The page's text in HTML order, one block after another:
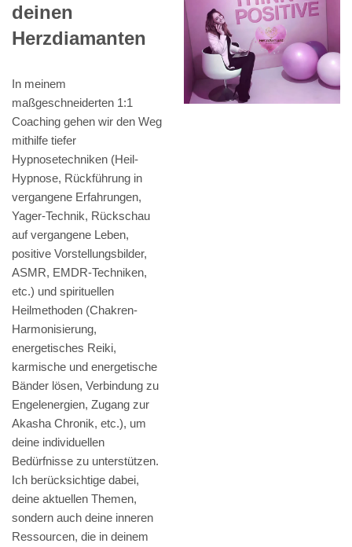
deinen
Herzdiamanten
In meinem
maßgeschneiderten 1:1
Coaching gehen wir den Weg
mithilfe tiefer
Hypnosetechniken (Heil-
Hypnose, Rückführung in
vergangene Erfahrungen,
Yager-Technik, Rückschau
auf vergangene Leben,
positive Vorstellungsbilder,
ASMR, EMDR-Techniken,
etc.) und spirituellen
Heilmethoden (Chakren-
Harmonisierung,
energetisches Reiki,
karmische und energetische
Bänder lösen, Verbindung zu
Engelenergien, Zugang zur
Akasha Chronik, etc.), um
deine individuellen
Bedürfnisse zu unterstützen.
Ich berücksichtige dabei,
deine aktuellen Themen,
sondern auch deine inneren
Ressourcen, die in deinem